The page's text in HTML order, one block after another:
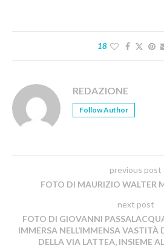
18
REDAZIONE
Follow Author
previous post
FOTO DI MAURIZIO WALTER
next post
FOTO DI GIOVANNI
IMMERSA NELL’IMMENSA VASTITÀ
DELLA VIA LATTEA, INSIEME